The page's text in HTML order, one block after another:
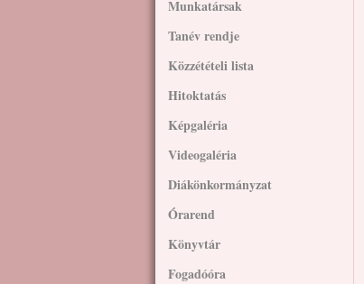
Munkatársak
Tanév rendje
Közzétételi lista
Hitoktatás
Képgaléria
Videogaléria
Diákönkormányzat
Órarend
Könyvtár
Fogadóóra